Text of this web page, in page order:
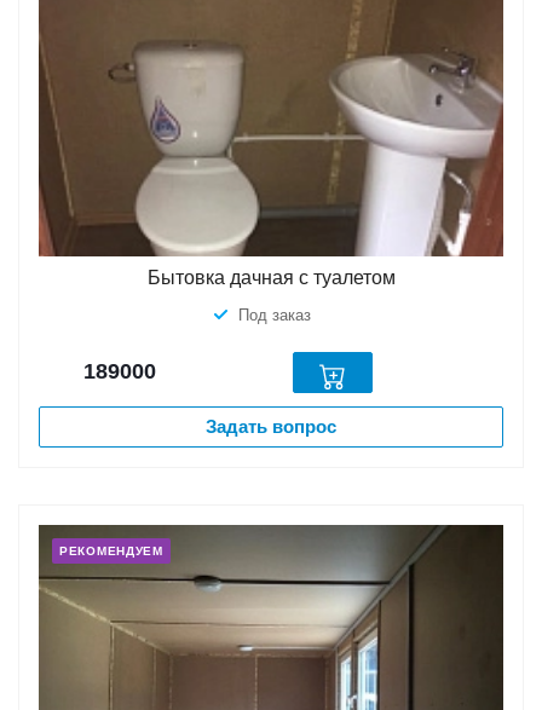
Бытовка дачная с туалетом
Под заказ
189000
Задать вопрос
РЕКОМЕНДУЕМ